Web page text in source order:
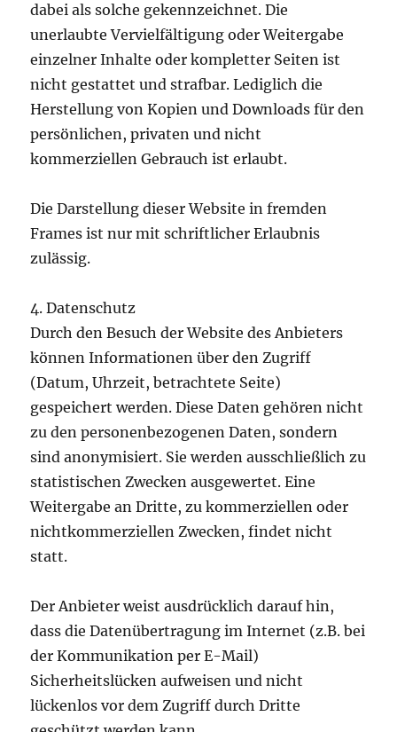
dabei als solche gekennzeichnet. Die
unerlaubte Vervielfältigung oder Weitergabe
einzelner Inhalte oder kompletter Seiten ist
nicht gestattet und strafbar. Lediglich die
Herstellung von Kopien und Downloads für den
persönlichen, privaten und nicht
kommerziellen Gebrauch ist erlaubt.
Die Darstellung dieser Website in fremden
Frames ist nur mit schriftlicher Erlaubnis
zulässig.
4. Datenschutz
Durch den Besuch der Website des Anbieters
können Informationen über den Zugriff
(Datum, Uhrzeit, betrachtete Seite)
gespeichert werden. Diese Daten gehören nicht
zu den personenbezogenen Daten, sondern
sind anonymisiert. Sie werden ausschließlich zu
statistischen Zwecken ausgewertet. Eine
Weitergabe an Dritte, zu kommerziellen oder
nichtkommerziellen Zwecken, findet nicht
statt.
Der Anbieter weist ausdrücklich darauf hin,
dass die Datenübertragung im Internet (z.B. bei
der Kommunikation per E-Mail)
Sicherheitslücken aufweisen und nicht
lückenlos vor dem Zugriff durch Dritte